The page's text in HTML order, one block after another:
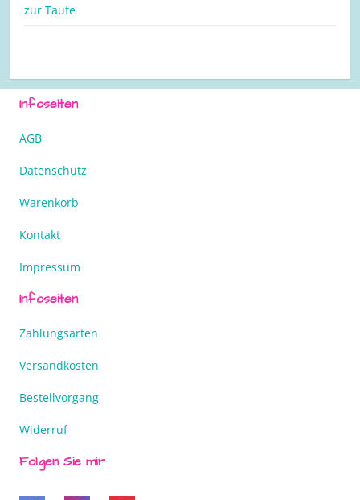
zur Taufe
Infoseiten
AGB
Datenschutz
Warenkorb
Kontakt
Impressum
Infoseiten
Zahlungsarten
Versandkosten
Bestellvorgang
Widerruf
Folgen Sie mir